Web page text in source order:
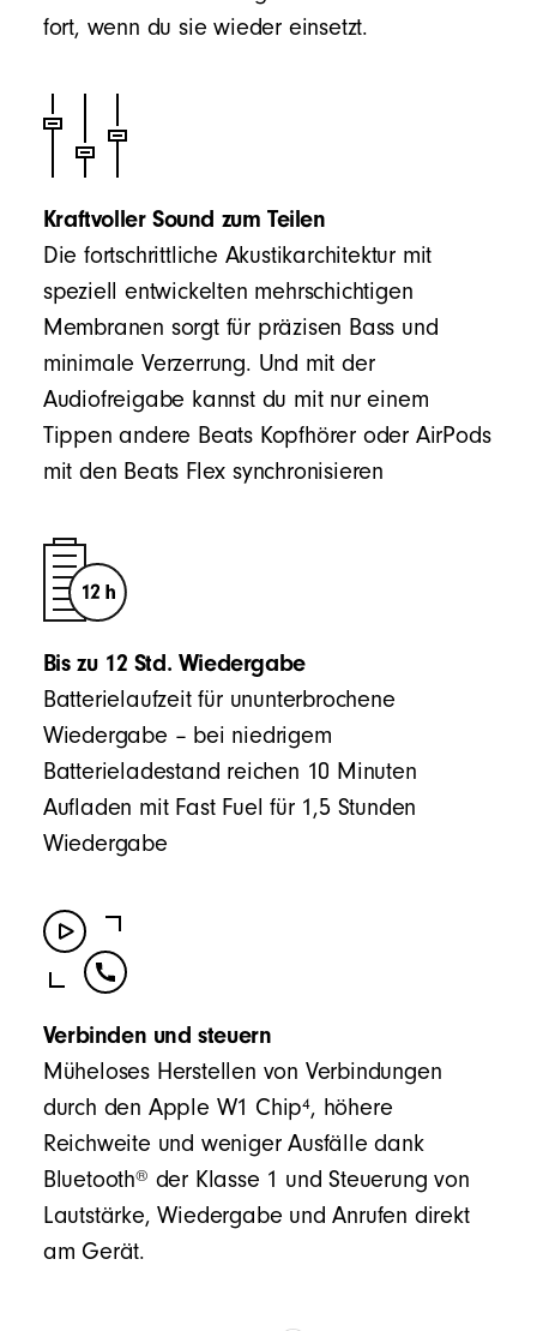
fort, wenn du sie wieder einsetzt.
Kraftvoller Sound zum Teilen
Die fortschrittliche Akustikarchitektur mit
speziell entwickelten mehrschichtigen
Membranen sorgt für präzisen Bass und
minimale Verzerrung. Und mit der
Audiofreigabe kannst du mit nur einem
Tippen andere Beats Kopfhörer oder AirPods
mit den Beats Flex synchronisieren
Bis zu 12 Std. Wiedergabe
Batterielaufzeit für ununterbrochene
Wiedergabe – bei niedrigem
Batterieladestand reichen 10 Minuten
Aufladen mit Fast Fuel für 1,5 Stunden
Wiedergabe
Verbinden und steuern
Müheloses Herstellen von Verbindungen
durch den Apple W1 Chip4, höhere
Reichweite und weniger Ausfälle dank
Bluetooth® der Klasse 1 und Steuerung von
Lautstärke, Wiedergabe und Anrufen direkt
am Gerät.